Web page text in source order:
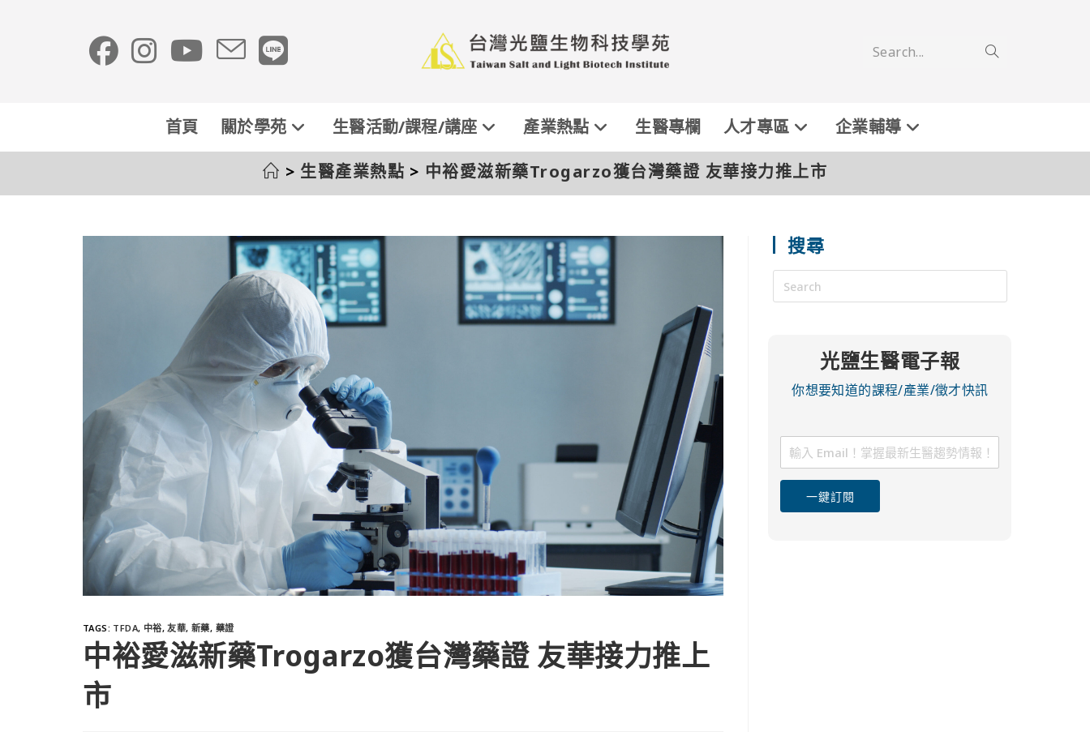
Search...
首頁 關於學苑 生醫活動/課程/講座 產業熱點 生醫專欄 人才專區 企業輔導
> 生醫產業熱點 > 中裕愛滋新藥Trogarzo獲台灣藥證 友華接力推上市
TAGS: TFDA, 中裕, 友華, 新藥, 藥證
中裕愛滋新藥Trogarzo獲台灣藥證 友華接力推上
市
搜尋
光鹽生醫電子報
你想要知道的課程/產業/徵才快訊
一鍵訂閱